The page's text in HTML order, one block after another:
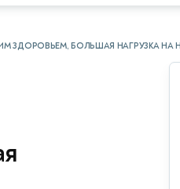
ЗДОРОВЬЕМ, БОЛЬШАЯ НАГРУЗКА НА